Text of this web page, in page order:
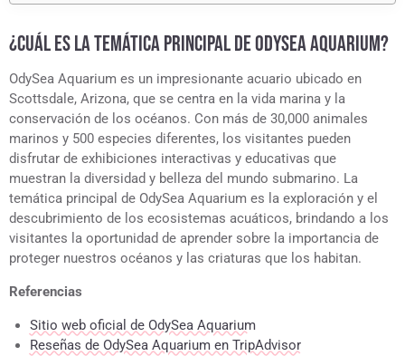
¿CUÁL ES LA TEMÁTICA PRINCIPAL DE ODYSEA AQUARIUM?
OdySea Aquarium es un impresionante acuario ubicado en
Scottsdale, Arizona, que se centra en la vida marina y la
conservación de los océanos. Con más de 30,000 animales
marinos y 500 especies diferentes, los visitantes pueden
disfrutar de exhibiciones interactivas y educativas que
muestran la diversidad y belleza del mundo submarino. La
temática principal de OdySea Aquarium es la exploración y el
descubrimiento de los ecosistemas acuáticos, brindando a los
visitantes la oportunidad de aprender sobre la importancia de
proteger nuestros océanos y las criaturas que los habitan.
Referencias
Sitio web oficial de OdySea Aquarium
Reseñas de OdySea Aquarium en TripAdvisor